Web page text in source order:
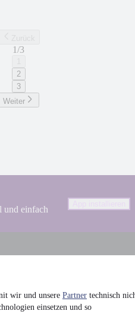
wir und unsere Partner technisch
einsetzen und so
1/3
2
3
Weiter
und einfach